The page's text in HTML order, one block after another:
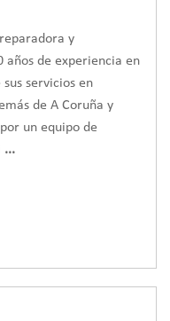
el coste de la obra fue
de calefacción
quedado muy
y
años de experiencia en
servicios en
de A Coruña y
un equipo de
...